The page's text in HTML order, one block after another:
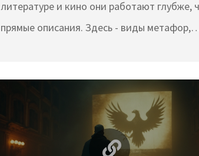
литературе и кино они работают глубже,
прямые описания. Здесь - виды метафор,